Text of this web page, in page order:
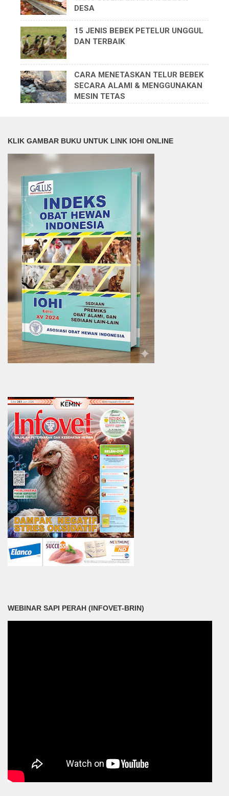
DESA
15 JENIS BEBEK PETELUR UNGGUL
DAN TERBAIK
CARA MENETASKAN TELUR BEBEK
SECARA ALAMI & MENGGUNAKAN
MESIN TETAS
KLIK GAMBAR BUKU UNTUK LINK IOHI ONLINE
WEBINAR SAPI PERAH (INFOVET-BRIN)